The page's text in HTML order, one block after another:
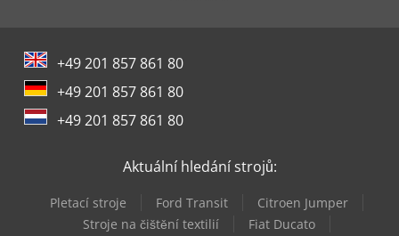
+49 201 857 861 80
+49 201 857 861 80
+49 201 857 861 80
Aktuální hledání strojů:
Pletací stroje Ford Transit
Citroen Jumper
Stroje na čištění textilií
Fiat Ducato